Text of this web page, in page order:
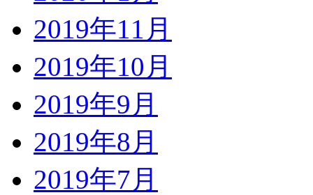
2019年11月
2019年10月
2019年9月
2019年8月
2019年7月